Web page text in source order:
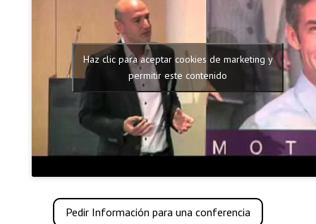
Haz clic para aceptar cookies de marketing y
permitir este contenido
Pedir Información para una conferencia